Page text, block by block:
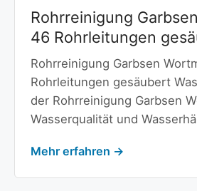
Rohrreinigung
46 Rohrleitungen
Rohrreinigung Garbsen
Rohrleitungen gesäubert
der Rohrreinigung Garbsen
Wasserqualität und
Mehr erfahren →